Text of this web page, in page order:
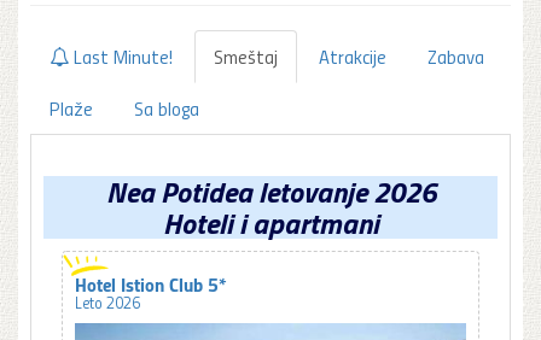
Last Minute! Smeštaj Atrakcije
Zabava
Plaže
Sa bloga
Nea Potidea letovanje 2026
Hoteli i apartmani
Hotel Istion Club 5*
Leto 2026